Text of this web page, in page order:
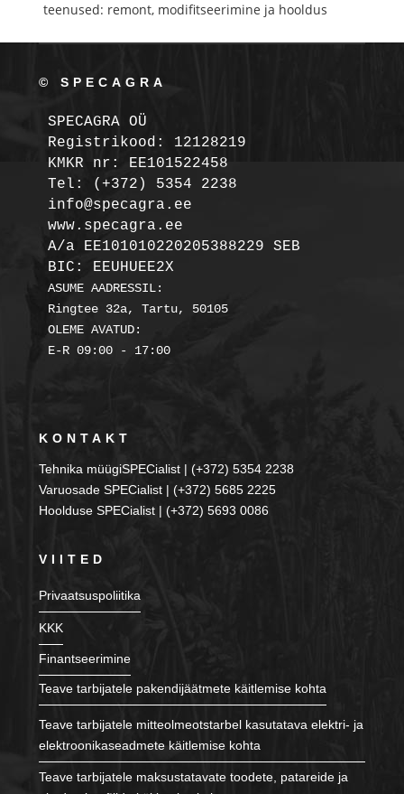
teenused: remont, modifitseerimine ja hooldus
© SPECAGRA
SPECAGRA OÜ
Registrikood: 12128219
KMKR nr: EE101522458
Tel: (+372) 5354 2238
info@specagra.ee
A/a EE101010220205388229 SEB
BIC: EEUHUEE2X
ASUME AADRESSIL:
Ringtee 32a, Tartu, 50105
OLEME AVATUD:
E-R 09:00 - 17:00
KONTAKT
Tehnika müügiSPECialist | (+372) 5354 2238
Varuosade SPECialist | (+372) 5685 2225
Hoolduse SPECialist | (+372) 5693 0086
VIITED
Privaatsuspoliitika
KKK
Finantseerimine
Teave tarbijatele pakendijäätmete käitlemise kohta
Teave tarbijatele mitteolmeotstarbel kasutatava elektri- ja
elektroonikaseadmete käitlemise kohta
Teave tarbijatele maksustatavate toodete, patareide ja